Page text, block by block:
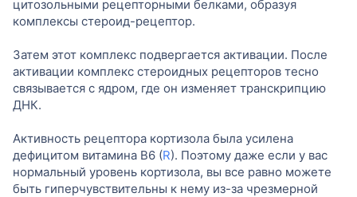
цитозольными рецепторными белками, образуя
комплексы стероид-рецептор.
Затем этот комплекс подвергается активации. После
активации комплекс стероидных рецепторов тесно
связывается с ядром, где он изменяет транскрипцию
ДНК.
Активность рецептора кортизола была усилена
дефицитом витамина B6 (R). Поэтому даже если у вас
нормальный уровень кортизола, вы все равно можете
быть гиперчувствительны к нему из-за чрезмерной